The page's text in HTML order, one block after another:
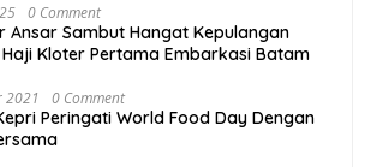
0 Comment
Ansar Sambut Hangat Kepulangan
Kloter Pertama Embarkasi Batam
2021 0 Comment
Peringati World Food Day Dengan